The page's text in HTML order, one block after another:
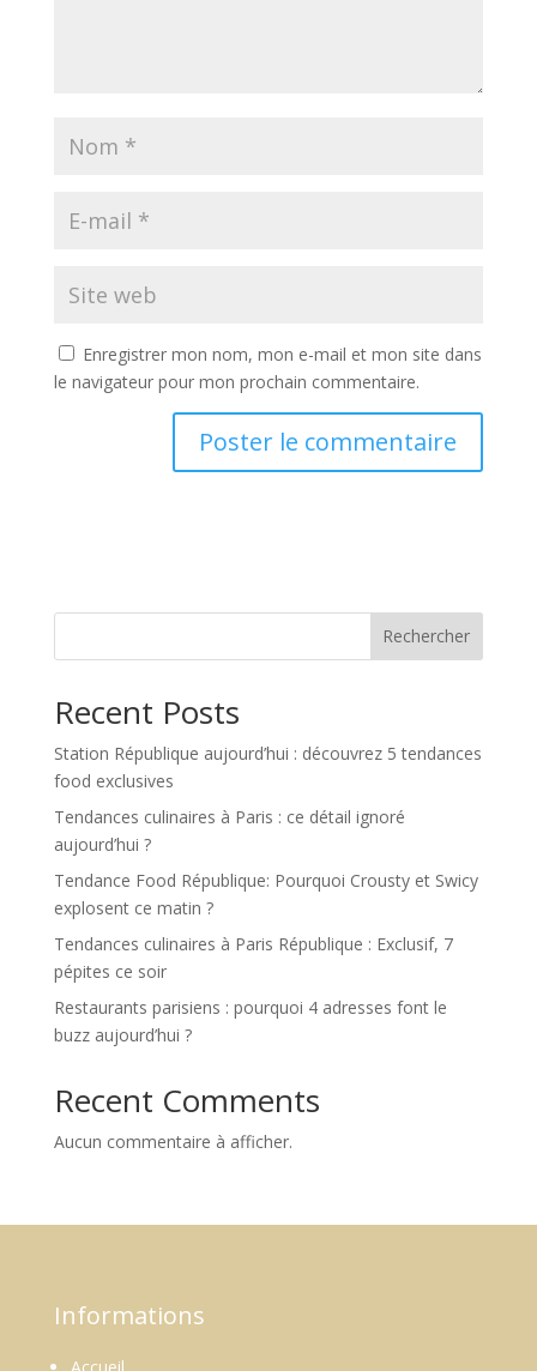
Enregistrer mon nom, mon e-mail et mon site dans
le navigateur pour mon prochain commentaire.
Rechercher
Recent Posts
Station République aujourd’hui : découvrez 5 tendances
food exclusives
Tendances culinaires à Paris : ce détail ignoré
aujourd’hui ?
Tendance Food République: Pourquoi Crousty et Swicy
explosent ce matin ?
Tendances culinaires à Paris République : Exclusif, 7
pépites ce soir
Restaurants parisiens : pourquoi 4 adresses font le
buzz aujourd’hui ?
Recent Comments
Aucun commentaire à afficher.
Informations
Accueil